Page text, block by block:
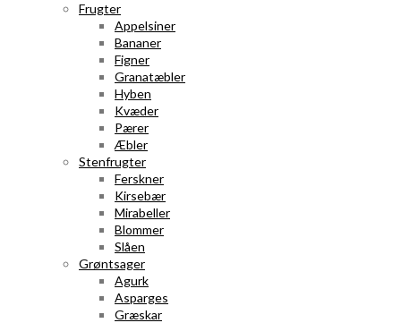
Frugter
Appelsiner
Bananer
Figner
Granatæbler
Hyben
Kvæder
Pærer
Æbler
Stenfrugter
Ferskner
Kirsebær
Mirabeller
Blommer
Slåen
Grøntsager
Agurk
Asparges
Græskar